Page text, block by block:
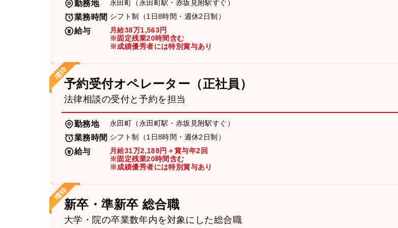
勤務地 永田町（永田町駅・赤坂見附駅すぐ）
業務時間 シフト制（1日8時間・週休2日制）
給与
月給38万1,563円
※固定残業20時間含む
※成績優秀者には特別賞与あり
予約受付オペレーター（正社員）
法律相談の受付と予約を担当
勤務地 永田町（永田町駅・赤坂見附駅すぐ）
業務時間 シフト制（1日8時間・週休2日制）
給与
月給31万2,188円＋賞与年2回
※固定残業20時間含む
※成績優秀者には特別賞与あり
新卒・準新卒 総合職
大学・院の卒業数年内を対象にした総合職